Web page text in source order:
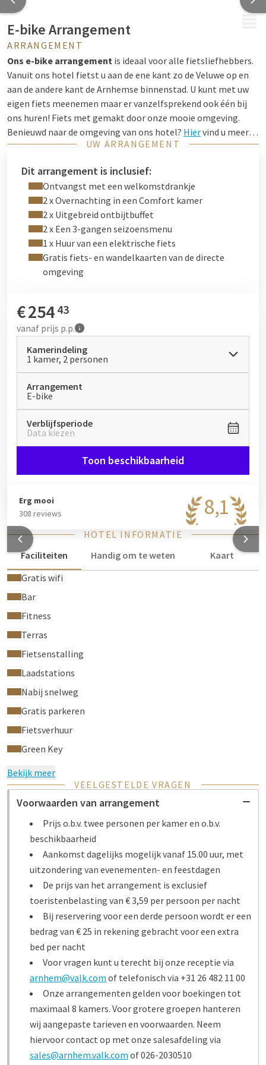
E-bike Arrangement
ARRANGEMENT
Ons e-bike arrangement is ideaal voor alle fietsliefhebbers.
Vanuit ons hotel fietst u aan de ene kant zo de Veluwe op en
aan de andere kant de Arnhemse binnenstad. U kunt met uw
eigen fiets meenemen maar er vanzelfsprekend ook één bij
ons huren! Fiets met gemakt door onze mooie omgeving.
Benieuwd naar de omgeving van ons hotel? Hiervind u meer
informatie.
UW ARRANGEMENT
Dit arrangement is inclusief:
Ontvangst met een welkomstdrankje
2 x Overnachting in een Comfort kamer
2 x Uitgebreid ontbijtbuffet
2 x Een 3-gangen seizoensmenu
1 x Huur van een elektrische fiets
Gratis fiets- en wandelkaarten van de directe
omgeving
€254 43
vanaf prijs p.p.
Kamerindeling
1 kamer, 2 personen
Arrangement
E-bike
Verblijfsperiode
Data kiezen
Toon beschikbaarheid
8,1
Erg mooi
308 reviews
HOTEL INFORMATIE
Faciliteiten
Handig om te weten
Kaart
Gratis wifi
Bar
Fitness
Terras
Fietsenstalling
Laadstations
Nabij snelweg
Gratis parkeren
Fietsverhuur
Green Key
Bekijk meer
VEELGESTELDE VRAGEN
Voorwaarden van arrangement
Prijs o.b.v. twee personen per kamer en o.b.v.
beschikbaarheid
Aankomst dagelijks mogelijk vanaf 15.00 uur, met
uitzondering van evenementen- en feestdagen
De prijs van het arrangement is exclusief
toeristenbelasting van € 3,59 per persoon per nacht
Bij reservering voor een derde persoon wordt er een
bedrag van € 25 in rekening gebracht voor een extra
bed per nacht
Voor vragen kunt u terecht bij onze receptie via
arnhem@valk.com of telefonisch via +31 26 482 11 00
Onze arrangementen gelden voor boekingen tot
maximaal 8 kamers. Voor grotere groepen hanteren
wij aangepaste tarieven en voorwaarden. Neem
hiervoor contact op met onze salesafdeling via
sales@arnhem.valk.com of 026-2030510